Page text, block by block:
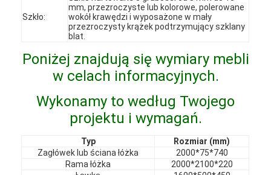
Wycieczka po fabryce
Kontrola jakości
Skontaktuj się z nami
Aktualności
Przypadki
Rozmawiaj teraz.
Szkło:
mm, przezroczyste lub kolorowe, polerowane
wokół krawędzi i wyposażone w mały
przezroczysty krążek podtrzymujący szklany
blat.
Poniżej znajdują się wymiary mebli
w celach informacyjnych.
Wykonamy to według Twojego
projektu i wymagań.
Typ
Rozmiar (mm)
Zagłówek lub ściana łóżka
2000*75*740
Rama łóżka
2000*2100*220